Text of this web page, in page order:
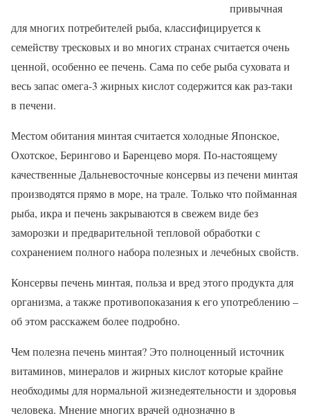
привычная
для многих потребителей рыба, классифицируется к
семейству тресковых и во многих странах считается очень
ценной, особенно ее печень. Сама по себе рыба суховата и
весь запас омега-3 жирных кислот содержится как раз-таки
в печени.
Местом обитания минтая считается холодные Японское,
Охотское, Берингово и Баренцево моря. По-настоящему
качественные Дальневосточные консервы из печени минтая
производятся прямо в море, на трале. Только что пойманная
рыба, икра и печень закрываются в свежем виде без
заморозки и предварительной тепловой обработки с
сохранением полного набора полезных и лечебных свойств.
Консервы печень минтая, польза и вред этого продукта для
организма, а также противопоказания к его употреблению –
об этом расскажем более подробно.
Чем полезна печень минтая? Это полноценный источник
витаминов, минералов и жирных кислот которые крайне
необходимы для нормальной жизнедеятельности и здоровья
человека. Мнение многих врачей однозначно в